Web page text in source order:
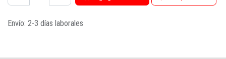
Envío: 2-3 días laborales